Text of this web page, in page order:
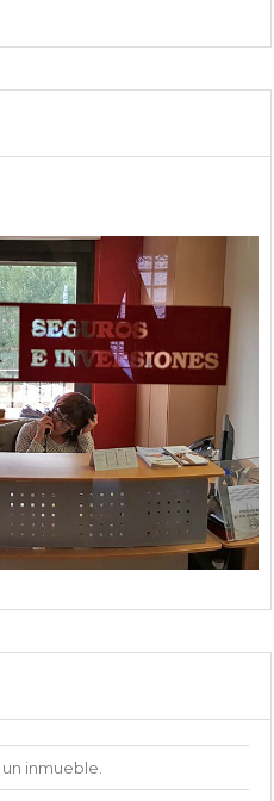
inmueble.